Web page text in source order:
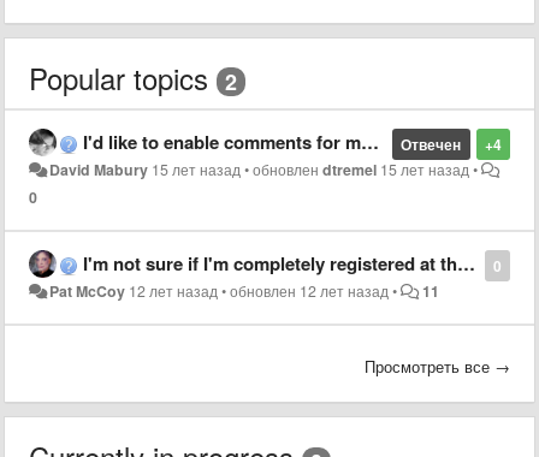
Popular topics 2
+4
Отвечен
I'd like to enable comments for my story. How?
David Mabury 15 лет назад•обновленdtremel 15 лет назад•
0
0
I'm not sure if I'm completely registered at the website.
Pat McCoy 12 лет назад•обновлен 12 лет назад• 11
Просмотреть все →